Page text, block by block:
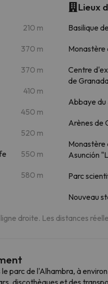
210 m
370 m
370 m
410 m
450 m
520 m
550 m
580 m
Lieux
Basilique
Monastère
Centre
de
Abbaye du
Arènes de
Monastère
Asunción
Parc
Nouveau
droite. Les distances
parc de l'Alhambra, à
discothèques et des